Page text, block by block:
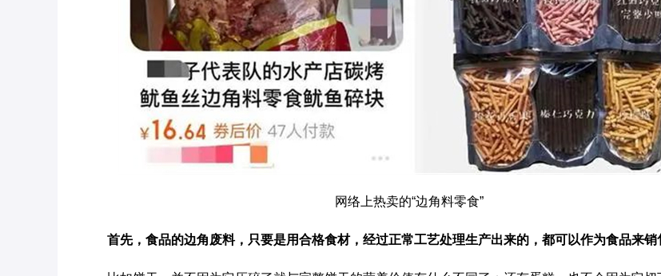
网络上热卖的“边角料零食”
首先，食品的边角废料，只要是用合格食材，经过正常工艺处理生产出来的，都可以作为食品来销